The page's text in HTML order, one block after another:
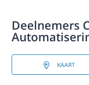
Deelnemers
KAART